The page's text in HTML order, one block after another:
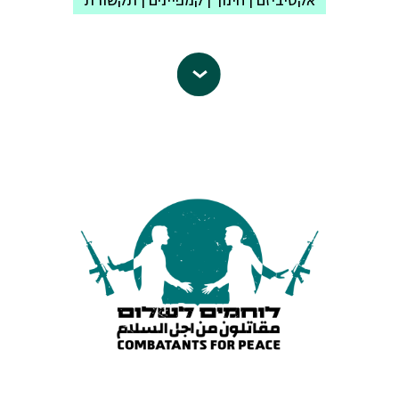
אדם בארץ ובעולם. הוא פועל מהקמתו,
לקידום זכויותיהן של השכבות החלשות
בחברה, לשמירה על זכויותיהם של
מפעיל לחצים על קובעי המדיניות בישראל,
למען הבטחת השמירה על זכויות האדם
של הקבוצות החלשות, בהן הזכות לטיפול
רפואי, קורת גג, חינוך ורמת חיים מינימלית.
אי-מייל:media@rhr.org.il
עמוד הפייסבוק
שוברים שתיקה הינו ארגון של חיילים
משוחררים האוספים עדויות מחיילים
יומית בשטחים הכבושים וליצור שיח ציבורי
על המחיר המוסרי שבשליטה צבאית על
אוכלוסיה אזרחית, זאת על מנת להביא
לסיום הכיבוש.
יילים המשרתים בשטחים מאז תחילת